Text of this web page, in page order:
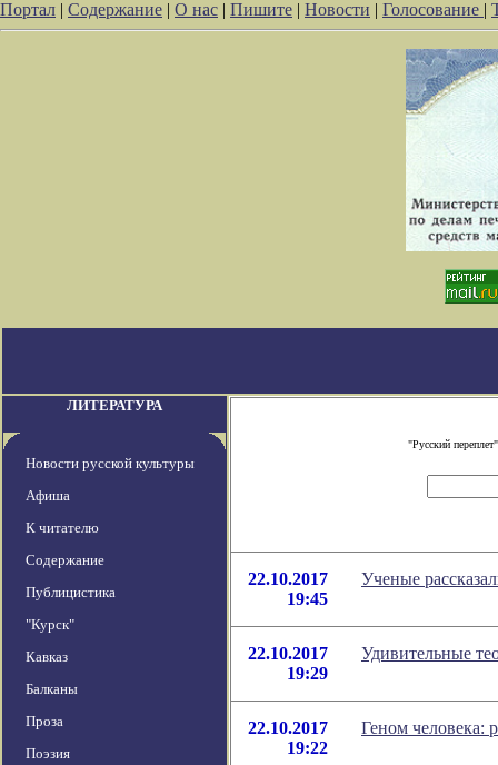
Портал | Содержание | О нас | Пишите | Новости | Голосование |
ЛИТЕРАТУРА
Новости русской культуры
Афиша
К читателю
Содержание
Публицистика
"Курск"
Кавказ
Балканы
Проза
Поэзия
"Русский
22.10.2017
19:45
Ученые
22.10.2017
19:29
Удивительные
22.10.2017
19:22
Геном человека: